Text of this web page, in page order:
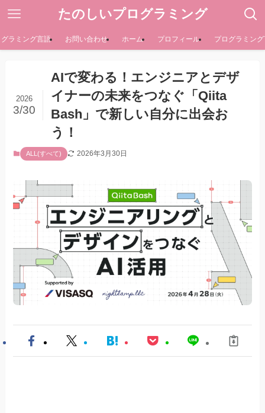
たのしいプログラミング
ラミング言語 お問い合わせ ホーム プロフィール プログラミン
AIで変わる！エンジニアとデザ
イナーの未来をつなぐ「Qiita
Bash」で新しい自分に出会お
う！
2026
3/30
ALL(すべて) 2026年3月30日